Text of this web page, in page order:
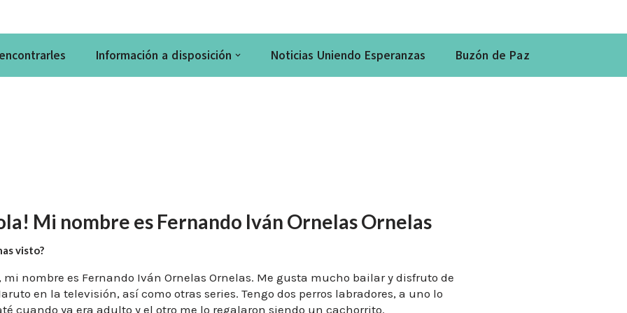
Información a disposición Noticias Uniendo Esperanzas Buzón de Paz
Mi nombre es Fernando Iván Ornelas Ornelas
visto?
mi nombre es Fernando Iván Ornelas Ornelas. Me gusta mucho bailar y disfruto de
en la televisión, así como otras series. Tengo dos perros labradores, a uno lo
cuando ya era adulto y el otro me lo regalaron siendo un cachorrito.